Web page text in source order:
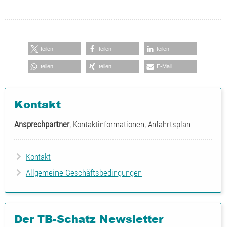
Reduktionsanlage LGOK III in
DI Franz Berner,
teilen teilen teilen
teilen teilen E-Mail
Kontakt
Ansprechpartner, Kontaktinformationen, Anfahrtsplan
Kontakt
Allgemeine Geschäftsbedingungen
Der TB-Schatz Newsletter